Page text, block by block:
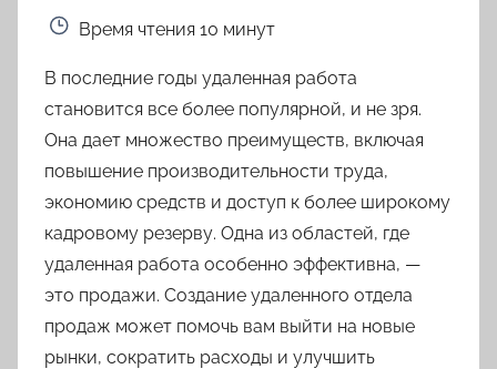
Время чтения 10 минут
В последние годы удаленная работа
становится все более популярной, и не зря.
Она дает множество преимуществ, включая
повышение производительности труда,
экономию средств и доступ к более широкому
кадровому резерву. Одна из областей, где
удаленная работа особенно эффективна, —
это продажи. Создание удаленного отдела
продаж может помочь вам выйти на новые
рынки, сократить расходы и улучшить